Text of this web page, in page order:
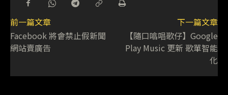
前一篇文章
Facebook 將會禁止假新聞
網站賣廣告
下一篇文章
【隨口噏唱歌仔】Google
Play Music 更新 歌單智能
化